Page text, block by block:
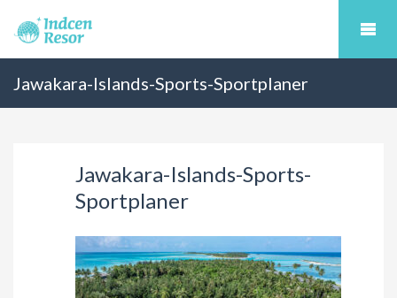
Jawakara-Islands-Sports-Sportplaner
Jawakara-Islands-Sports-
Sportplaner